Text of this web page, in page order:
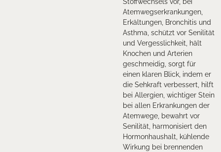
Atemwegserkrankungen,
Erkältungen, Bronchitis und
Asthma, schützt vor Senilität
und Vergesslichkeit, hält
Knochen und Arterien
geschmeidig, sorgt für
einen klaren Blick, indem er
die Sehkraft verbessert, hilft
bei Allergien, wichtiger Stein
bei allen Erkrankungen der
Atemwege, bewahrt vor
Senilität, harmonisiert den
Hormonhaushalt, kühlende
Wirkung bei brennenden